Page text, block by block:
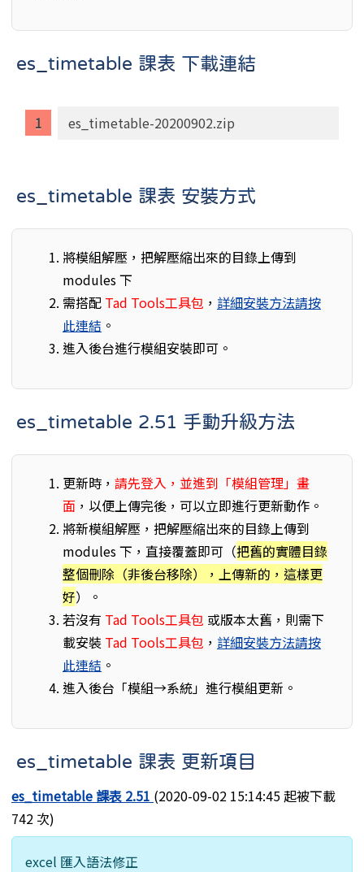
es_timetable 課表 下載連結
es_timetable-20200902.zip
es_timetable 課表 安裝方式
將模組解壓，把解壓縮出來的目錄上傳到
modules 下
需搭配 Tad Tools工具包 ， 詳細安裝方法請按
此連結 。
進入後台進行模組安裝即可。
es_timetable 2.51 手動升級方法
更新時， 請先登入，並進到「模組管理」畫
面 ，以便上傳完後，可以立即進行更新動作。
將新模組解壓，把解壓縮出來的目錄上傳到
modules 下，直接覆蓋即可（把舊的實體目錄
整個刪除（非後台移除），上傳新的，這樣更
好）。
若沒有 Tad Tools工具包 或版本太舊，則需下
載安裝 Tad Tools工具包 ， 詳細安裝方法請按
此連結 。
進入後台「模組→系統」進行模組更新。
es_timetable 課表 更新項目
es_timetable 課表 2.51 (2020-09-02 15:14:45 起被下載
742 次)
excel 匯入語法修正